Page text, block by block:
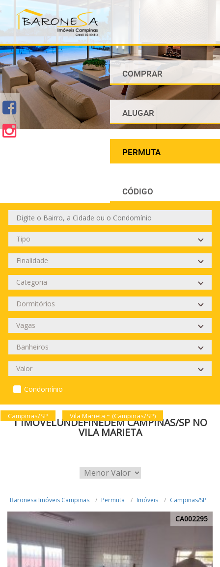
COMPRAR
ALUGAR
PERMUTA
CÓDIGO
Condomínio
Campinas/SP Vila Marieta ~ (Campinas/SP)
1 IMÓVELUNDEFINEDEM CAMPINAS/SP NO
VILA MARIETA
Baronesa Imóveis Campinas Permuta Imóveis Campinas/SP
CA002295